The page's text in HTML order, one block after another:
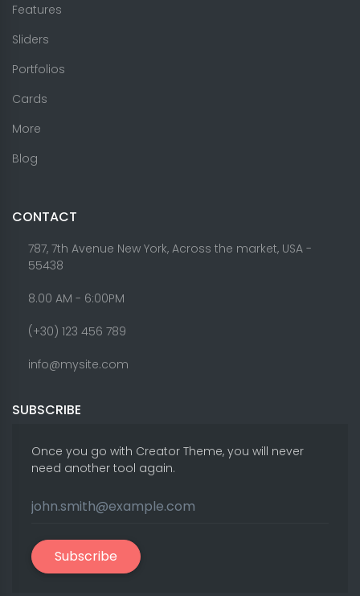
Features
Sliders
Portfolios
Cards
More
Blog
CONTACT
787, 7th Avenue New York, Across the market, USA -
55438
8.00 AM - 6:00PM
(+30) 123 456 789
info@mysite.com
SUBSCRIBE
Once you go with Creator Theme, you will never
need another tool again.
Subscribe